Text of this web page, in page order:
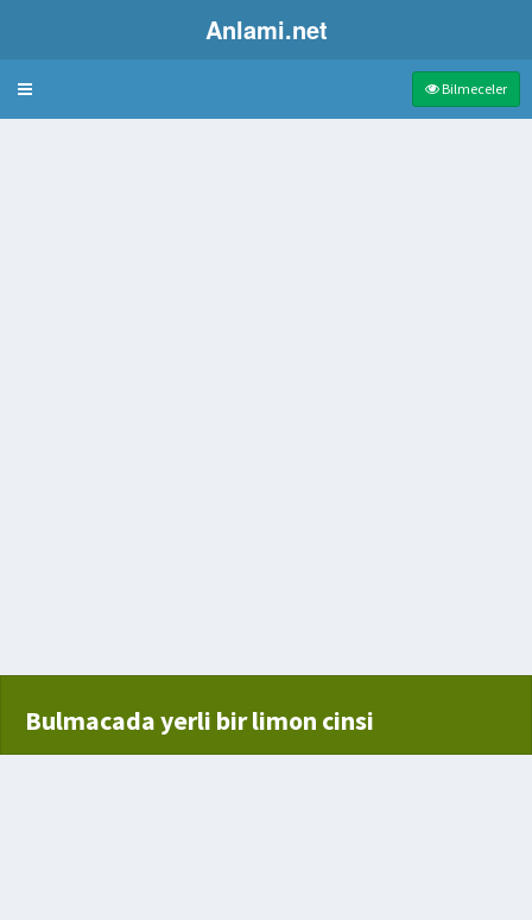
Anlami.net
Bulmaca Bilmeceler
Bulmacada yerli bir limon cinsi